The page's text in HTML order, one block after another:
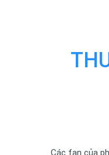
Các fan của